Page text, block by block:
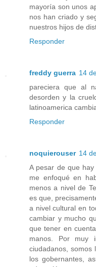
mayoría son unos
nos han criado y
nuestros hijos de
Responder
freddy guerra 14
pareciera que al
desorden y la
latinoamerica
Responder
noquierouser 14
A pesar de que
me enfoqué en
menos a nivel de
es que,
a nivel cultural en
cambiar y mucho
que tener en
manos. Por muy
ciudadanos, somos
los gobernantes,